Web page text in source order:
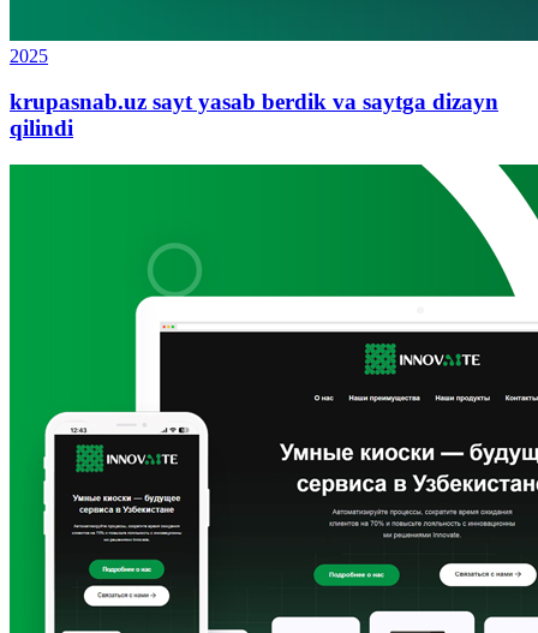
2025
krupasnab.uz sayt yasab berdik va saytga dizayn
qilindi